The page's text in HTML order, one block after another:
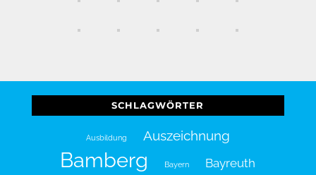
SCHLAGWÖRTER
Ausbildung Auszeichnung
Bamberg Bayern Bayreuth